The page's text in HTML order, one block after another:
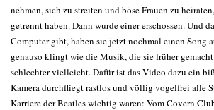
nehmen, sich zu streiten und böse Frauen zu
getrennt haben. Dann wurde einer erschossen. Und
Computer gibt, haben sie jetzt nochmal einen Song
genauso klingt wie die Musik, die sie früher
schlechter vielleicht. Dafür ist das Video dazu ein
Kamera durchfliegt rastlos und völlig vogelfrei alle
Karriere der Beatles wichtig waren: Vom Covern